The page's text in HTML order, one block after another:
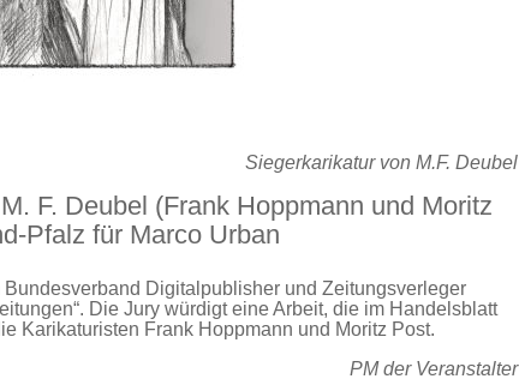
Siegerkarikatur von M.F. Deubel
F. Deubel (Frank Hoppmann und Moritz
Pfalz für Marco Urban
Digitalpublisher und Zeitungsverleger
Die Jury würdigt eine Arbeit, die im Handelsblatt
Karikaturisten Frank Hoppmann und Moritz Post.
PM der Veranstalter